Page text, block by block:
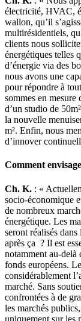
électricité, HVAC,
wallon, qu’il
multirésidentiels,
clients nous
énergétiques telles
d’énergie via des
nous avons une
pour répondre à
sommes en
d’un studio de
la nouvelle
m². Enfin, nous
d’innover
Comment
Ch. K. : «
socio-économique
de nombreux
énergétique. Les
seront réalisés
après ça ? Il est
notamment au-
fonds européens.
considérablement
marché. Sans
confrontées à de
les marchés
uniquement sur les